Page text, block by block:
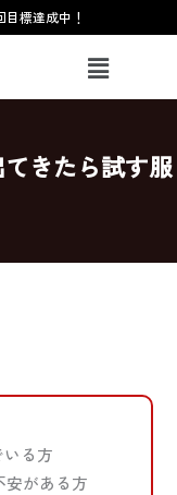
標達成中！
メ
ニ
ュ
きたら試す服
る方
安がある方